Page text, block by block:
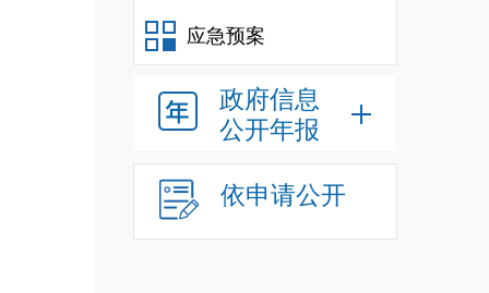
应急预案
政府信息
公开年报
依申请公开